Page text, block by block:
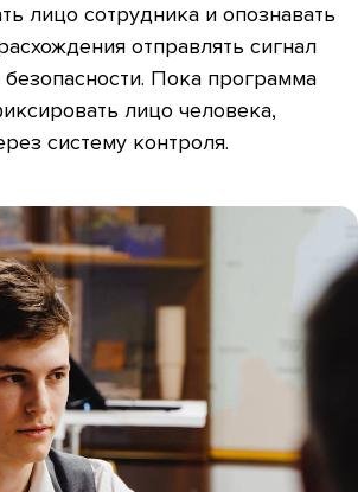
лицо сотрудника и опознавать
отправлять сигнал
безопасности. Пока программа
лицо человека,
систему контроля.